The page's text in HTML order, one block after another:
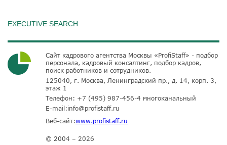
EXECUTIVE SEARCH
Сайт кадрового агентства Москвы «ProfiStaff» - подбор
персонала, кадровый консалтинг, подбор кадров,
поиск работников и сотрудников.
125040, г. Москва, Ленинградский пр., д. 14, корп. 3,
этаж 1
Телефон: +7 (495) 987-456-4 многоканальный
E-mail:info@profistaff.ru
Веб-сайт:www.profistaff.ru
© 2004 – 2026